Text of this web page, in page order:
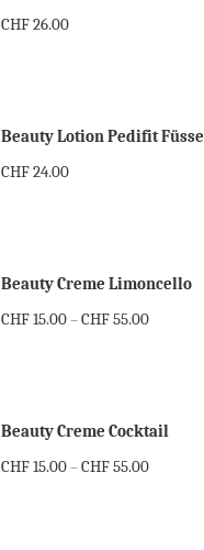
CHF26.00
Beauty Lotion Pedifit Füsse
CHF24.00
Beauty Creme Limoncello
CHF15.00–CHF55.00
Beauty Creme Cocktail
CHF15.00–CHF55.00